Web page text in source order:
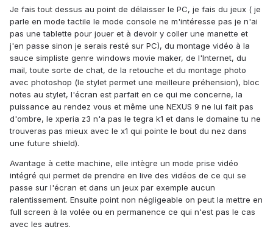
Je fais tout dessus au point de délaisser le PC, je fais du jeux ( je
parle en mode tactile le mode console ne m'intéresse pas je n'ai
pas une tablette pour jouer et à devoir y coller une manette et
j'en passe sinon je serais resté sur PC), du montage vidéo à la
sauce simpliste genre windows movie maker, de l'Internet, du
mail, toute sorte de chat, de la retouche et du montage photo
avec photoshop (le stylet permet une meilleure préhension), bloc
notes au stylet, l'écran est parfait en ce qui me concerne, la
puissance au rendez vous et même une NEXUS 9 ne lui fait pas
d'ombre, le xperia z3 n'a pas le tegra k1 et dans le domaine tu ne
trouveras pas mieux avec le x1 qui pointe le bout du nez dans
une future shield).
Avantage à cette machine, elle intègre un mode prise vidéo
intégré qui permet de prendre en live des vidéos de ce qui se
passe sur l'écran et dans un jeux par exemple aucun
ralentissement. Ensuite point non négligeable on peut la mettre en
full screen à la volée ou en permanence ce qui n'est pas le cas
avec les autres.